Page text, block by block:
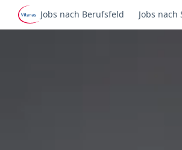
Jobs nach Berufsfeld Jobs nach